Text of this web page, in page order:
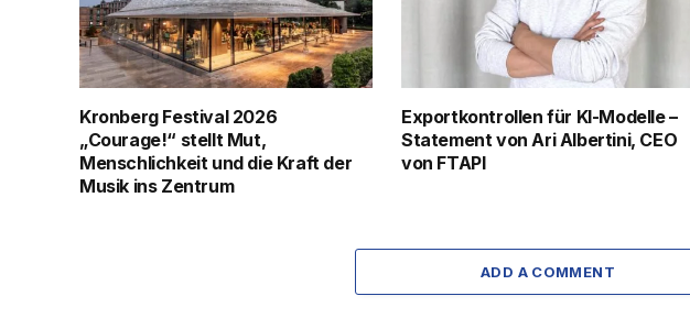
Kronberg Festival 2026
„Courage!“ stellt Mut,
Menschlichkeit und die Kraft der
Musik ins Zentrum
Exportkontrollen für KI-Modelle –
Statement von Ari Albertini, CEO
von FTAPI
ADD A COMMENT